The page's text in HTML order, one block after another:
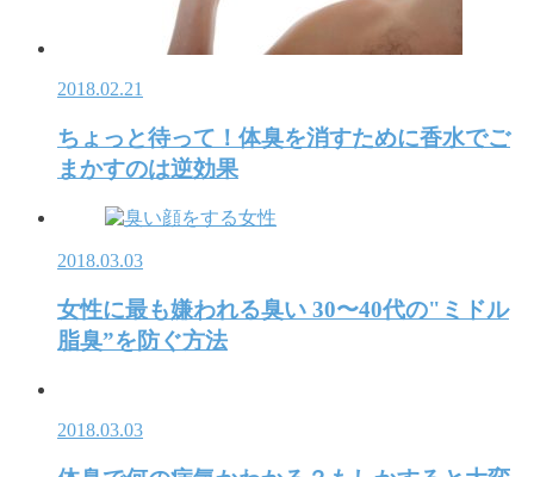
2018.02.21
ちょっと待って！体臭を消すために香水でご
まかすのは逆効果
2018.03.03
女性に最も嫌われる臭い 30〜40代の"ミドル
脂臭”を防ぐ方法
2018.03.03